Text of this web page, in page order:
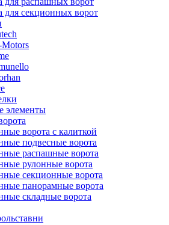
для секционных ворот
элементы
ворота с калиткой
подвесные ворота
распашные ворота
рулонные ворота
секционные ворота
панорамные ворота
складные ворота